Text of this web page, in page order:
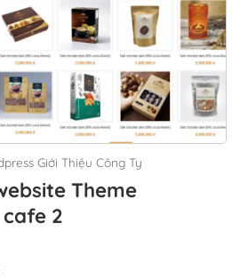
Giới Thiệu Công Ty
Theme
2